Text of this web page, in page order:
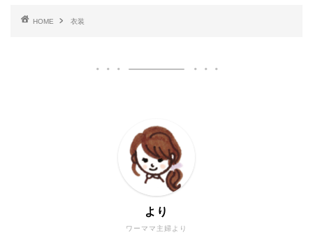
HOME 衣装
ワーママ主婦より
より